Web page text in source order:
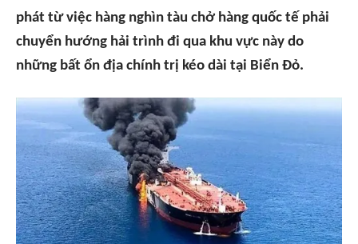
phát từ việc hàng nghìn tàu chở hàng quốc tế phải
chuyển hướng hải trình đi qua khu vực này do
những bất ổn địa chính trị kéo dài tại Biển Đỏ.